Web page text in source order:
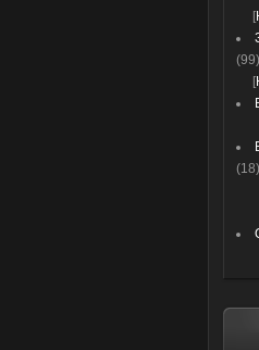
[
(99)
[
(18)